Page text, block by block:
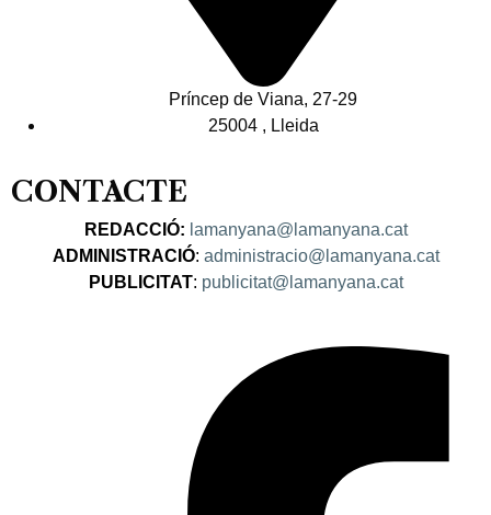
Príncep de Viana, 27-29
25004 , Lleida
CONTACTE
REDACCIÓ: lamanyana@lamanyana.cat
ADMINISTRACIÓ: administracio@lamanyana.cat
PUBLICITAT: publicitat@lamanyana.cat